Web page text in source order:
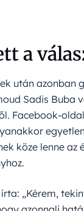
a
után azonban
Sadis Buba
Facebook-
köze lenne az
„Kérem,